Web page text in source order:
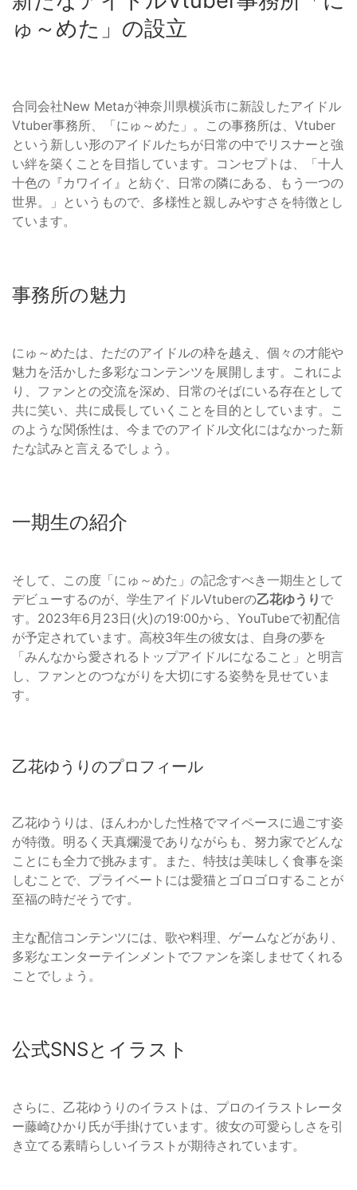
ゅ～めた」の設立
合同会社New Metaが神奈川県横浜市に新設したアイドル
Vtuber事務所、「にゅ～めた」。この事務所は、Vtuber
という新しい形のアイドルたちが日常の中でリスナーと強
い絆を築くことを目指しています。コンセプトは、「十人
十色の『カワイイ』と紡ぐ、日常の隣にある、もう一つの
世界。」というもので、多様性と親しみやすさを特徴とし
ています。
事務所の魅力
にゅ～めたは、ただのアイドルの枠を越え、個々の才能や
魅力を活かした多彩なコンテンツを展開します。これによ
り、ファンとの交流を深め、日常のそばにいる存在として
共に笑い、共に成長していくことを目的としています。こ
のような関係性は、今までのアイドル文化にはなかった新
たな試みと言えるでしょう。
一期生の紹介
そして、この度「にゅ～めた」の記念すべき一期生として
デビューするのが、学生アイドルVtuberの乙花ゆうり で
す。2023年6月23日(火)の19:00から、YouTubeで初配信
が予定されています。高校3年生の彼女は、自身の夢を
「みんなから愛されるトップアイドルになること」と明言
し、ファンとのつながりを大切にする姿勢を見せていま
す。
乙花ゆうりのプロフィール
乙花ゆうりは、ほんわかした性格でマイペースに過ごす姿
が特徴。明るく天真爛漫でありながらも、努力家でどんな
ことにも全力で挑みます。また、特技は美味しく食事を楽
しむことで、プライベートには愛猫とゴロゴロすることが
至福の時だそうです。
主な配信コンテンツには、歌や料理、ゲームなどがあり、
多彩なエンターテインメントでファンを楽しませてくれる
ことでしょう。
公式SNSとイラスト
さらに、乙花ゆうりのイラストは、プロのイラストレータ
ー藤崎ひかり氏が手掛けています。彼女の可愛らしさを引
き立てる素晴らしいイラストが期待されています。